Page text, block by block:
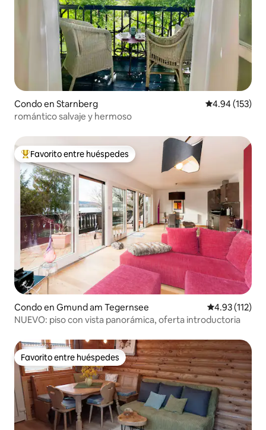
Condo en Starnberg Calificación
4.94 (153)
romántico salvaje y hermoso
Favorito entre huéspedes preferido
Favorito entre huéspedes
Condo en Gmund am Tegernsee Calificación
4.93 (112)
NUEVO: piso con vista panorámica, oferta introductoria
Favorito entre huéspedes
Favorito entre huéspedes